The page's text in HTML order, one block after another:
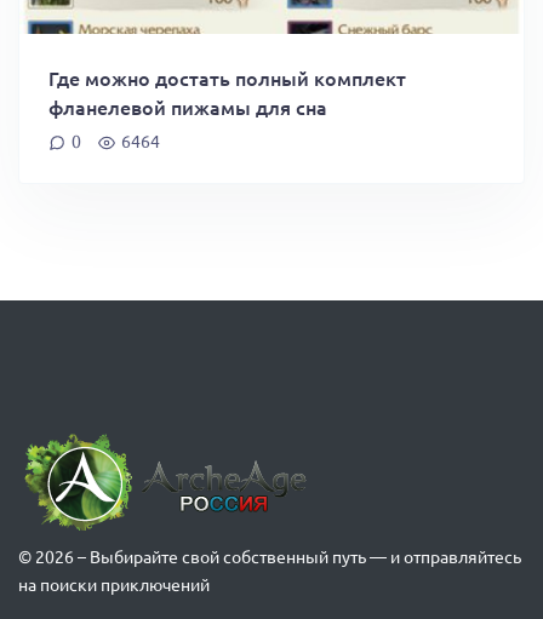
Где можно достать полный комплект
фланелевой пижамы для сна
0 6464
© 2026 – Выбирайте свой собственный путь — и отправляйтесь
на поиски приключений